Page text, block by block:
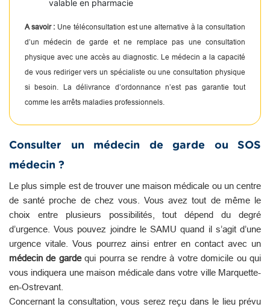
valable en pharmacie
A savoir : Une téléconsultation est une alternative à la consultation
d’un médecin de garde et ne remplace pas une consultation
physique avec une accès au diagnostic. Le médecin a la capacité
de vous rediriger vers un spécialiste ou une consultation physique
si besoin. La délivrance d’ordonnance n’est pas garantie tout
comme les arrêts maladies professionnels.
Consulter un médecin de garde ou SOS
médecin ?
Le plus simple est de trouver une maison médicale ou un centre
de santé proche de chez vous. Vous avez tout de même le
choix entre plusieurs possibilités, tout dépend du degré
d’urgence. Vous pouvez joindre le SAMU quand il s’agit d’une
urgence vitale. Vous pourrez ainsi entrer en contact avec un
médecin de gardequi pourra se rendre à votre domicile ou qui
vous indiquera une maison médicale dans votre ville Marquette-
en-Ostrevant.
Concernant la consultation, vous serez reçu dans le lieu prévu